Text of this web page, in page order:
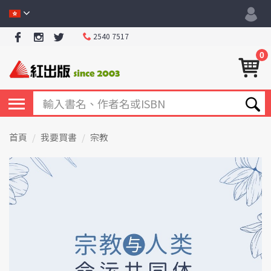
2540 7517
0
首頁 我要買書 宗教